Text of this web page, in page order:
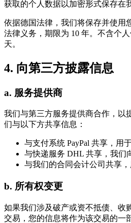
获取的个人数据以加密形式保存在
依据德国法律，我们将保存并使用
法律义务，期限为 10 年。不含个
天。
4. 向第三方披露信息
a. 服务提供商
我们与第三方服务提供商合作，以
们与以下方共享信息：
与支付系统 PayPal 共享，用
与快递服务 DHL 共享，我们
与我们的合同会计公司共享
b. 所有权变更
如果我们涉及破产或资不抵债、收
交易，您的信息将作为该交易的一